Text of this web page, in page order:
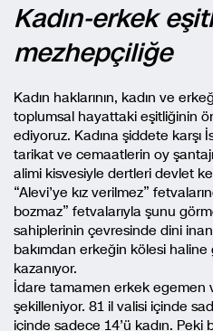
Kadın-erkek
mezhepçiliğe
Kadın haklarının, kadın ve
toplumsal hayattaki eşitliğinin
ediyoruz. Kadına şiddete karşı
tarikat ve cemaatlerin oy
alimi kisvesiyle dertleri devlet
“Alevi’ye kız verilmez”
bozmaz” fetvalarıyla şunu
sahiplerinin çevresinde dini
bakımdan erkeğin kölesi
kazanıyor.
İdare tamamen erkek egemen
şekilleniyor. 81 il valisi içinde
içinde sadece 14’ü kadın.